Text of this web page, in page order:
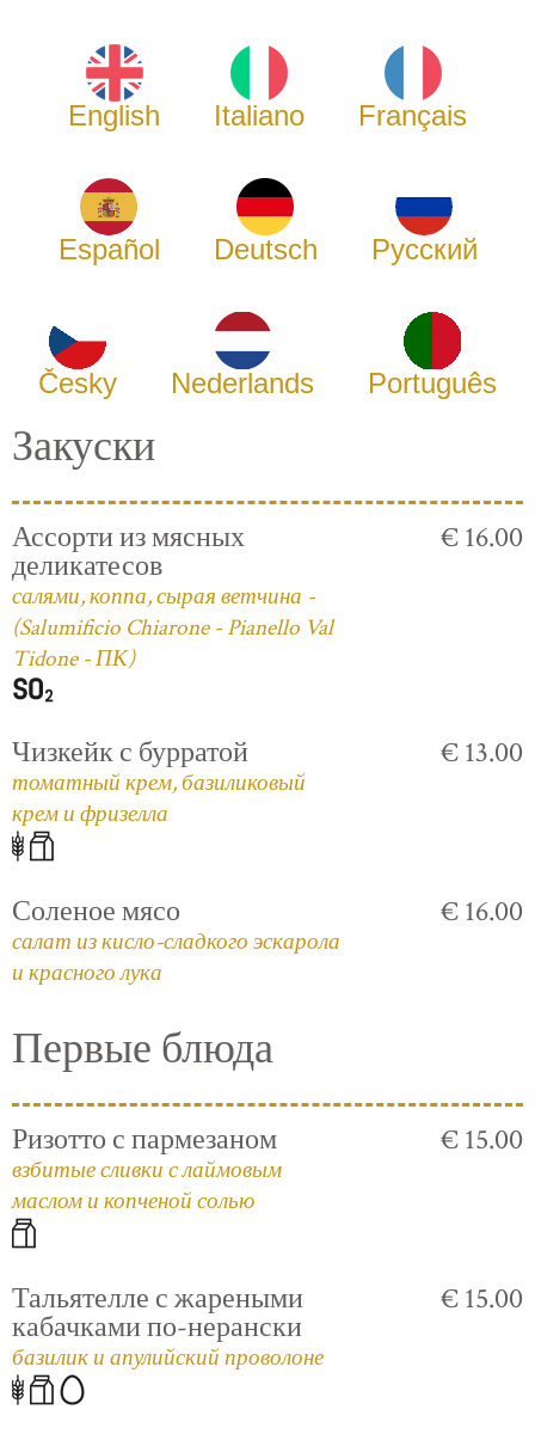
English Italiano Français
Español Deutsch Русский
Česky Nederlands Português
Закуски
Ассорти из мясных
деликатесов
салями, коппа, сырая ветчина -
(Salumificio Chiarone - Pianello Val
Tidone - ПК)
€ 16.00
Чизкейк с бурратой
томатный крем, базиликовый
крем и фризелла
€ 13.00
Соленое мясо
салат из кисло-сладкого эскарола
и красного лука
€ 16.00
Первые блюда
Ризотто с пармезаном
взбитые сливки с лаймовым
маслом и копченой солью
€ 15.00
Тальятелле с жареными
кабачками по-нерански
базилик и апулийский проволоне
€ 15.00